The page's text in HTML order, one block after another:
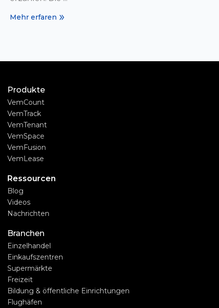
Mehr erfaren
Produkte
VemCount
VemTrack
VemTenant
VemSpace
VemFusion
VemLease
Ressourcen
Blog
Videos
Nachrichten
Branchen
Einzelhandel
Einkaufszentren
Supermärkte
Freizeit
Bildung & öffentliche Einrichtungen
Flughäfen